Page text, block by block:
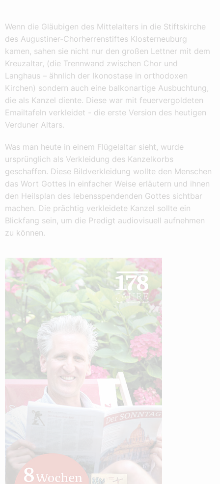
Wenn die Gläubigen des Mittelalters in die Stiftskirche
des Augustiner-Chorherrenstiftes Klosterneuburg
kamen, sahen sie nicht nur den großen Lettner mit dem
Kreuzaltar, (die Trennwand zwischen Chor und
Langhaus – ähnlich der Ikonostase in orthodoxen
Kirchen) sondern auch eine balkonartige Ausbuchtung,
die als Kanzel diente. Diese war mit feuervergoldeten
Emailtafeln verkleidet - die erste Version des heutigen
Verduner Altars.
Was man heute in einem Flügelaltar sieht, wurde
ursprünglich als Verkleidung des Kanzelkorbs
geschaffen. Diese Bildverkleidung wollte den Menschen
das Wort Gottes in einfacher Weise erläutern und ihnen
den Heilsplan des lebensspendenden Gottes sichtbar
machen. Die prächtig verkleidete Kanzel sollte ein
Blickfang sein, um die Predigt audiovisuell aufnehmen
zu können.